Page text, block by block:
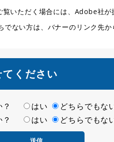
覧いただく場合には、Adobe社
ない方は、バナーのリンク先か
ください
？ はい どちらでもな
？ はい どちらでもな